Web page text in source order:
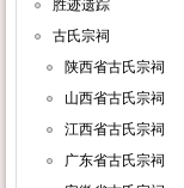
胜迹遗踪
古氏宗祠
陕西省古氏宗祠
山西省古氏宗祠
江西省古氏宗祠
广东省古氏宗祠